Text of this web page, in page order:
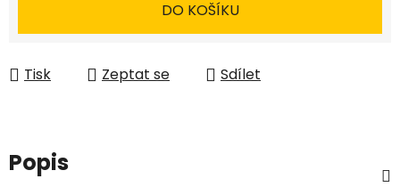
DO KOŠÍKU
Tisk Zeptat se Sdílet
Popis